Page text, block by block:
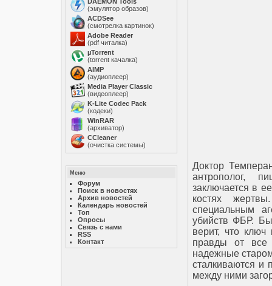
(эмулятор образов)
ACDSee
(смотрелка картинок)
Adobe Reader
(pdf читалка)
µTorrent
(torrent качалка)
AIMP
(аудиоплеер)
Media Player Classic
(видеоплеер)
K-Lite Codec Pack
(кодеки)
WinRAR
(архиватор)
ССleaner
(очистка системы)
Меню
Форум
Поиск в новостях
Архив новостей
Календарь новостей
Топ
Опросы
Связь с нами
RSS
Контакт
Доктор
антрополог,
заключается в
костях
специальным
убийств ФБР.
верит, что ключ
правды от все
надежные
сталкиваются и
между ними